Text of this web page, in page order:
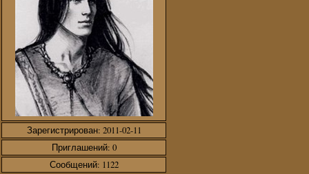
Зарегистрирован: 2011-02-11
Приглашений: 0
Сообщений: 1122